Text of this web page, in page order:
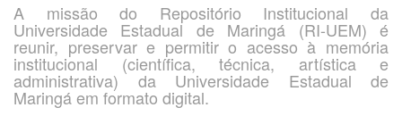
A missão do Repositório Institucional da
Universidade Estadual de Maringá (RI-UEM) é
reunir, preservar e permitir o acesso à memória
institucional (científica, técnica, artística e
administrativa) da Universidade Estadual de
Maringá em formato digital.